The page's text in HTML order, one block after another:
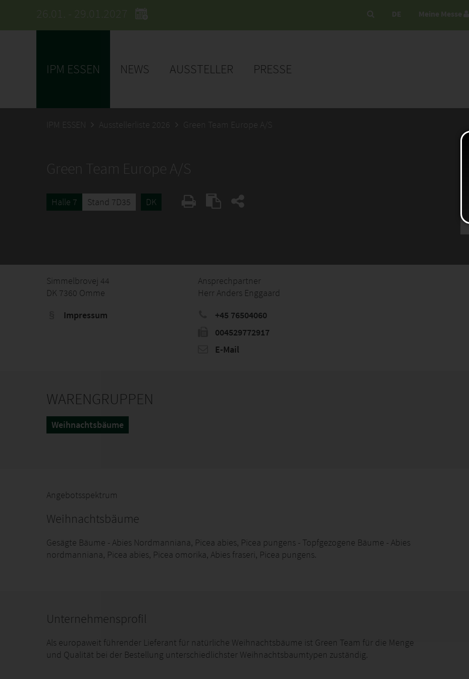
26.01. - 29.01.2027 DE Meine Messe
IPM ESSEN NEWS AUSSTELLER PRESSE
IPM ESSEN Ausstellerliste 2026 Green Team Europe A/S
Green Team Europe A/S
Halle 7 Stand 7D35 DK
Simmelbrovej 44
DK 7360 Omme
Impressum
Ansprechpartner
Herr Anders Enggaard
+45 76504060
004529772917
E-Mail
WARENGRUPPEN
Weihnachtsbäume
Angebotsspektrum
Weihnachtsbäume
Gesägte Bäume - Abies Nordmanniana, Picea abies, Picea pungens - Topfgezogene Bäume - Abies
nordmanniana, Picea abies, Picea omorika, Abies fraseri, Picea pungens.
Unternehmensprofil
Als europaweit führender Lieferant für natürliche Weihnachtsbäume ist Green Team für die Menge
und Qualität bei der Bestellung unterschiedlichster Weihnachtsbaumtypen zuständig.